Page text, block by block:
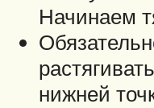
Начинаем
нижней